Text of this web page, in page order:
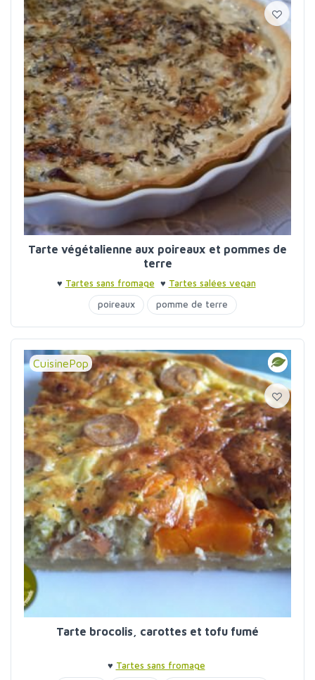
Tarte végétalienne aux poireaux et pommes de
terre
♥ Tartes sans fromage ♥ Tartes salées vegan
poireaux
pomme de terre
CuisinePop
Tarte brocolis, carottes et tofu fumé
♥ Tartes sans fromage